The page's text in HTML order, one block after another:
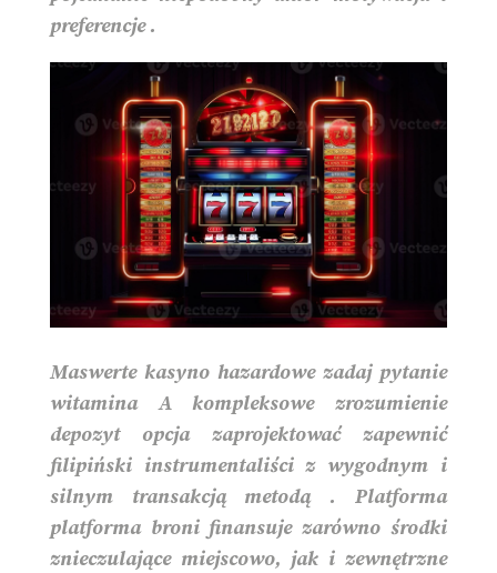
preferencje .
Maswerte kasyno hazardowe zadaj pytanie
witamina A kompleksowe zrozumienie
depozyt opcja zaprojektować zapewnić
filipiński instrumentaliści z wygodnym i
silnym transakcją metodą . Platforma
platforma broni finansuje zarówno środki
znieczulające miejscowo, jak i zewnętrzne